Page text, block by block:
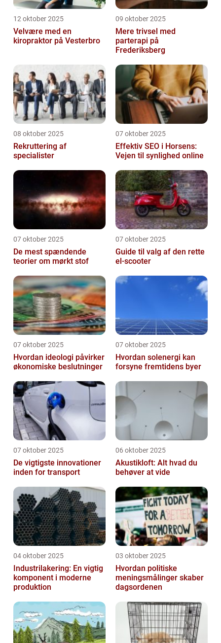
12 oktober 2025
Velvære med en
kiropraktor på Vesterbro
09 oktober 2025
Mere trivsel med
parterapi på
Frederiksberg
08 oktober 2025
Rekruttering af
specialister
07 oktober 2025
Effektiv SEO i Horsens:
Vejen til synlighed online
07 oktober 2025
De mest spændende
teorier om mørkt stof
07 oktober 2025
Guide til valg af den rette
el-scooter
07 oktober 2025
Hvordan ideologi påvirker
økonomiske beslutninger
07 oktober 2025
Hvordan solenergi kan
forsyne fremtidens byer
07 oktober 2025
De vigtigste innovationer
inden for transport
06 oktober 2025
Akustikloft: Alt hvad du
behøver at vide
04 oktober 2025
Industrilakering: En vigtig
komponent i moderne
produktion
03 oktober 2025
Hvordan politiske
meningsmålinger skaber
dagsordenen